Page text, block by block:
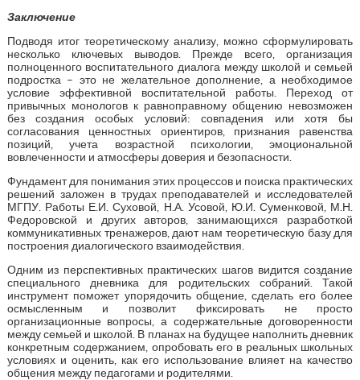
Заключение
Подводя итог теоретическому анализу, можно сформулировать
несколько ключевых выводов. Прежде всего, организация
полноценного воспитательного диалога между школой и семьей
подростка – это не желательное дополнение, а необходимое
условие эффективной воспитательной работы. Переход от
привычных монологов к равноправному общению невозможен
без создания особых условий: совпадения или хотя бы
согласования ценностных ориентиров, признания равенства
позиций, учета возрастной психологии, эмоциональной
вовлеченности и атмосферы доверия и безопасности.
Фундамент для понимания этих процессов и поиска практических
решений заложен в трудах преподавателей и исследователей
МГПУ. Работы Е.И. Суховой, Н.А. Усовой, Ю.И. Суменковой, М.Н.
Федоровской и других авторов, занимающихся разработкой
коммуникативных тренажеров, дают нам теоретическую базу для
построения диалогического взаимодействия.
Одним из перспективных практических шагов видится создание
специального дневника для родительских собраний. Такой
инструмент поможет упорядочить общение, сделать его более
осмысленным и позволит фиксировать не просто
организационные вопросы, а содержательные договоренности
между семьей и школой. В планах на будущее наполнить дневник
конкретным содержанием, опробовать его в реальных школьных
условиях и оценить, как его использование влияет на качество
общения между педагогами и родителями.